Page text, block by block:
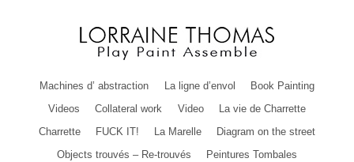
Machines d’ abstraction La ligne d’envol
Book Painting
Videos
Collateral work Video
La vie de Charrette
Charrette
FUCK IT! La Marelle
Diagram on the street
Objects trouvés – Re-trouvés
Peintures Tombales